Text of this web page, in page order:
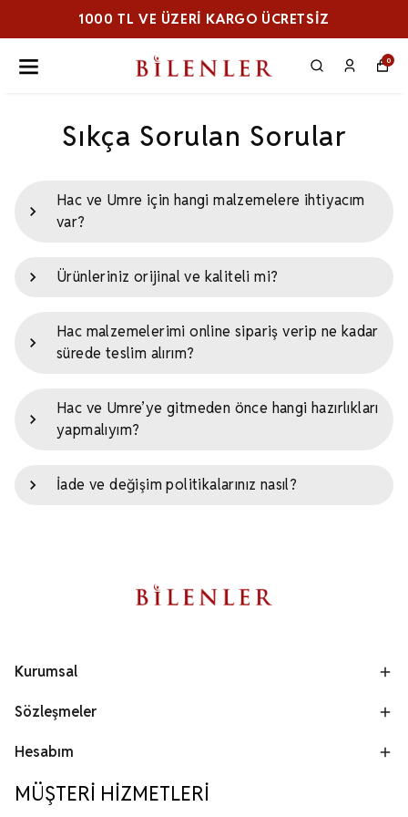
1000 TL VE ÜZERI KARGO ÜCRETSİZ
0
Sıkça Sorulan Sorular
Hac ve Umre için hangi malzemelere ihtiyacım
var?
Ürünleriniz orijinal ve kaliteli mi?
Hac malzemelerimi online sipariş verip ne kadar
sürede teslim alırım?
Hac ve Umre’ye gitmeden önce hangi hazırlıkları
yapmalıyım?
İade ve değişim politikalarınız nasıl?
Kurumsal
Sözleşmeler
Hesabım
MÜŞTERİ HİZMETLERİ